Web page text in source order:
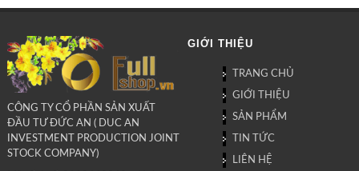
CÔNG TY CỔ PHẦN SẢN XUẤT
ĐẦU TƯ ĐỨC AN ( DUC AN
INVESTMENT PRODUCTION JOINT
STOCK COMPANY)
GIỚI THIỆU
TRANG CHỦ
GIỚI THIỆU
SẢN PHẨM
TIN TỨC
LIÊN HỆ